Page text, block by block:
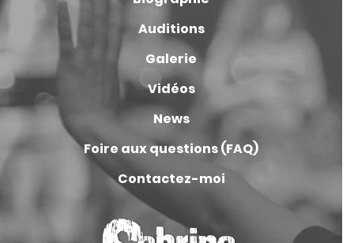
Auditions
Galerie
Vidéos
News
Foire aux questions (FAQ)
Contactez-moi